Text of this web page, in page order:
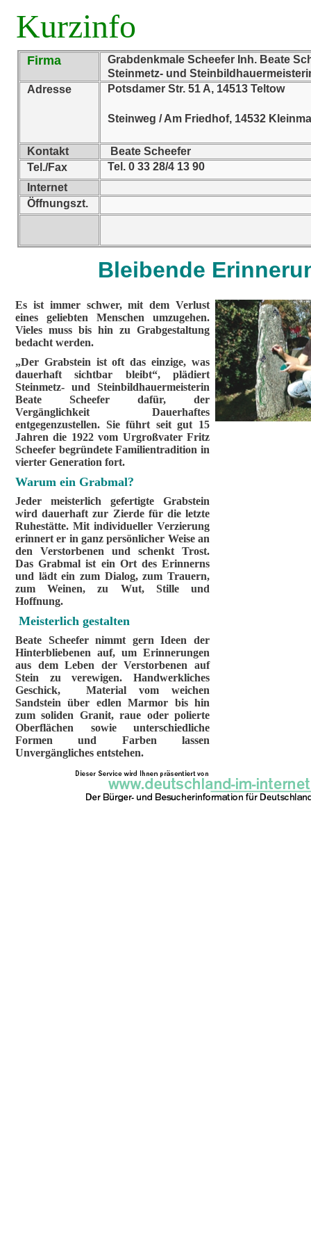
Kurzinfo
Firma
Grabdenkmale Scheefer Inh. Beate
Steinmetz- und
Adresse
Potsdamer Str. 51 A, 14513 Teltow
Steinweg / Am Friedhof, 14532
Kontakt
Beate Scheefer
Tel./Fax
Tel. 0 33 28/4 13 90
Internet
Öffnungszt.
Bleibende
Es ist immer schwer, mit dem Verlust
eines geliebten Menschen umzugehen.
Vieles muss bis hin zu Grabgestaltung
bedacht werden.
„Der Grabstein ist oft das einzige, was
dauerhaft sichtbar bleibt“, plädiert
Steinmetz- und Steinbildhauermeisterin
Beate Scheefer dafür, der
Vergänglichkeit Dauerhaftes
entgegenzustellen. Sie führt seit gut 15
Jahren die 1922 vom Urgroßvater Fritz
Scheefer begründete Familientradition in
vierter Generation fort.
Warum ein Grabmal?
Jeder meisterlich gefertigte Grabstein
wird dauerhaft zur Zierde für die letzte
Ruhestätte. Mit individueller Verzierung
erinnert er in ganz persönlicher Weise an
den Verstorbenen und schenkt Trost.
Das Grabmal ist ein Ort des Erinnerns
und lädt ein zum Dialog, zum Trauern,
zum Weinen, zu Wut, Stille und
Hoffnung.
Meisterlich gestalten
Beate Scheefer nimmt gern Ideen der
Hinterbliebenen auf, um Erinnerungen
aus dem Leben der Verstorbenen auf
Stein zu verewigen. Handwerkliches
Geschick, Material vom weichen
Sandstein über edlen Marmor bis hin
zum soliden Granit, raue oder polierte
Oberflächen sowie unterschiedliche
Formen und Farben lassen
Unvergängliches entstehen.